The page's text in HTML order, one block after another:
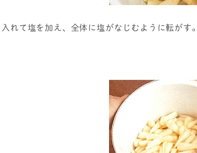
れて塩を加え、全体に塩がなじむように転がす。